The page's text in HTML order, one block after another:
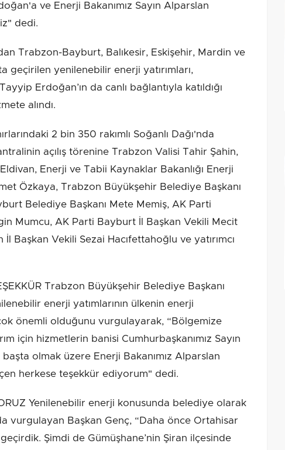
ve Enerji Bakanımız Sayın Alparslan
dedi.
Trabzon-Bayburt, Balıkesir, Eskişehir, Mardin ve
geçirilen yenilenebilir enerji yatırımları,
Erdoğan’ın da canlı bağlantıyla katıldığı
alındı.
2 bin 350 rakımlı Soğanlı Dağı'nda
açılış törenine Trabzon Valisi Tahir Şahin,
Enerji ve Tabii Kaynaklar Bakanlığı Enerji
Özkaya, Trabzon Büyükşehir Belediye Başkanı
Belediye Başkanı Mete Memiş, AK Parti
Mumcu, AK Parti Bayburt İl Başkan Vekili Mecit
Başkan Vekili Sezai Hacıfettahoğlu ve yatırımcı
Trabzon Büyükşehir Belediye Başkanı
enerji yatımlarının ülkenin enerji
çok önemli olduğunu vurgulayarak, “Bölgemize
için hizmetlerin banisi Cumhurbaşkanımız Sayın
olmak üzere Enerji Bakanımız Alparslan
herkese teşekkür ediyorum" dedi.
Yenilenebilir enerji konusunda belediye olarak
vurgulayan Başkan Genç, “Daha önce Ortahisar
Şimdi de Gümüşhane’nin Şiran ilçesinde